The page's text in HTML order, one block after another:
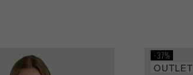
OUTLET
37%